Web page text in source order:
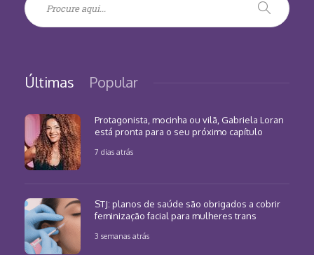
Últimas Popular
Protagonista, mocinha ou vilã, Gabriela Loran
está pronta para o seu próximo capítulo
7 dias atrás
STJ: planos de saúde são obrigados a cobrir
feminização facial para mulheres trans
3 semanas atrás